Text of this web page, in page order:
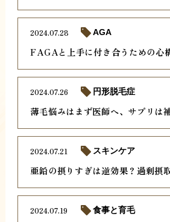
FAGAと上手に付き合うための心
2024.07.28 AGA
薄毛悩みはまず医師へ、サプリは
2024.07.26 円形脱毛症
亜鉛の摂りすぎは逆効果？過剰摂
2024.07.21 スキンケア
2024.07.19 食事と育毛